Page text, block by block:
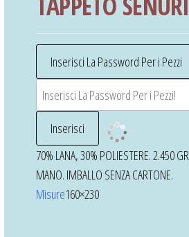
70% LANA, 30% POLIESTERE. 2.450
MANO. IMBALLO SENZA CARTONE.
Misure160×230